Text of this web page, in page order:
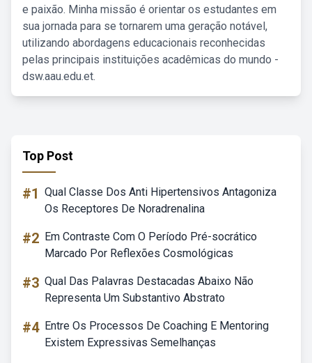
e paixão. Minha missão é orientar os estudantes em
sua jornada para se tornarem uma geração notável,
utilizando abordagens educacionais reconhecidas
pelas principais instituições acadêmicas do mundo -
dsw.aau.edu.et.
Top Post
#1 Qual Classe Dos Anti Hipertensivos Antagoniza
Os Receptores De Noradrenalina
#2 Em Contraste Com O Período Pré-socrático
Marcado Por Reflexões Cosmológicas
#3 Qual Das Palavras Destacadas Abaixo Não
Representa Um Substantivo Abstrato
#4 Entre Os Processos De Coaching E Mentoring
Existem Expressivas Semelhanças